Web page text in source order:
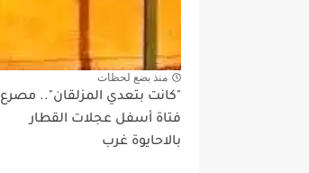
منذ بضع لحظات
"كانت بتعدي المزلقان".. مصرع
فتاة أسفل عجلات القطار
بالاحايوة غرب